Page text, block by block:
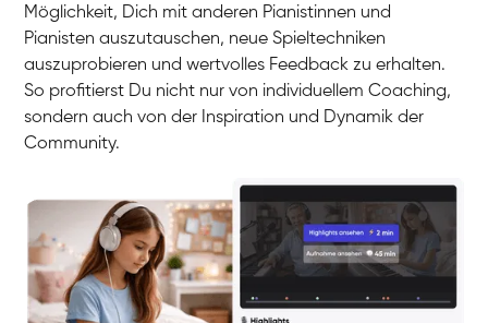
Yuna
Klavier / Piano / Flügel
Camilla
Möglichkeit, Dich mit anderen Pianistinnen und
Pianisten auszutauschen, neue Spieltechniken
auszuprobieren und wertvolles Feedback zu erhalten.
So profitierst Du nicht nur von individuellem Coaching,
sondern auch von der Inspiration und Dynamik der
Community.